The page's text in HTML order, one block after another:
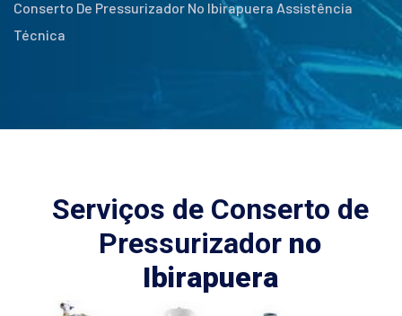
Conserto De Pressurizador No Ibirapuera Assistência
Técnica
Serviços de Conserto de
Pressurizador no
Ibirapuera